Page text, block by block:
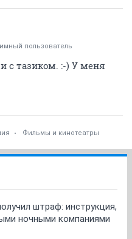
пользователь
с тазиком. :-) У меня
Фильмы и кинотеатры
штраф: инструкция,
ночными компаниями